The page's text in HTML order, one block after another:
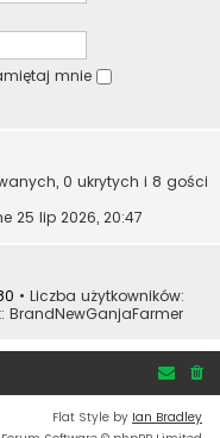
mnie
0 ukrytych i 8 gości
25 lip 2026, 20:47
• Liczba użytkowników:
BrandNewGanjaFarmer
Flat Style by Ian Bradley